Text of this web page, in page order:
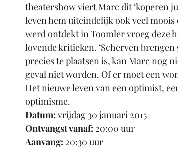
theatershow viert Marc dit ‘koperen
leven hem uiteindelijk ook veel
werd ontdekt in Toomler vroeg deze
lovende kritieken. ‘Scherven
precies te plaatsen is, kan Marc nog
geval niet worden. Of er moet een
Het nieuwe leven van een optimist,
optimisme.
Datum: vrijdag 30 januari 2015
Ontvangst vanaf: 20:00 uur
Aanvang: 20:30 uur